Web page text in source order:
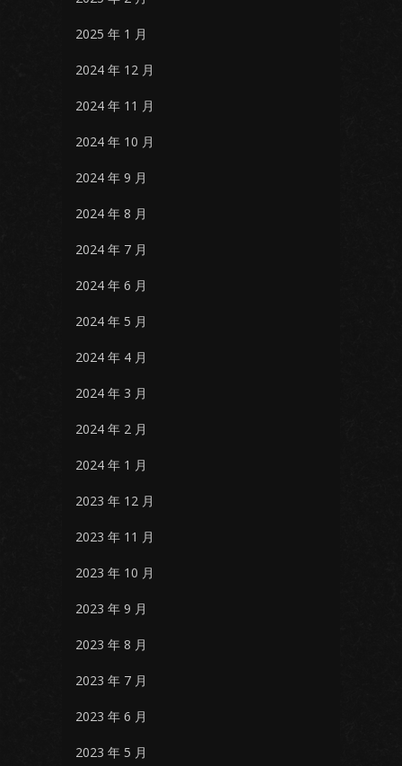
2025 年 1 月
2024 年 12 月
2024 年 11 月
2024 年 10 月
2024 年 9 月
2024 年 8 月
2024 年 7 月
2024 年 6 月
2024 年 5 月
2024 年 4 月
2024 年 3 月
2024 年 2 月
2024 年 1 月
2023 年 12 月
2023 年 11 月
2023 年 10 月
2023 年 9 月
2023 年 8 月
2023 年 7 月
2023 年 6 月
2023 年 5 月